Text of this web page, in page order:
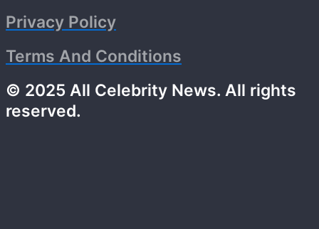
Privacy Policy
Terms And Conditions
© 2025 All Celebrity News. All rights
reserved.